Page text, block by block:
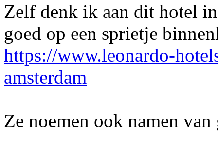
Zelf denk ik aan dit hotel
goed op een sprietje
https://www.leonardo-
amsterdam
Ze noemen ook namen